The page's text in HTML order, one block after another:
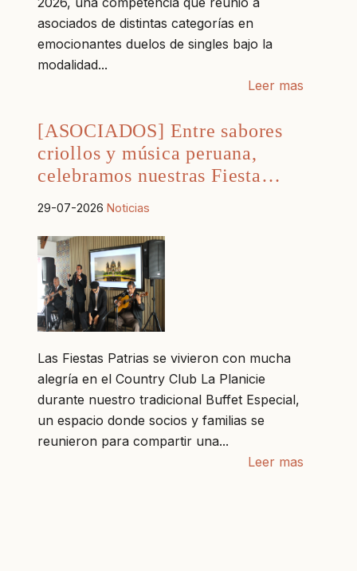
asociados de distintas categorías en
emocionantes duelos de singles bajo la
modalidad...
Leer mas
[ASOCIADOS] Entre sabores
criollos y música peruana,
celebramos nuestras Fiesta…
29-07-2026 Noticias
Las Fiestas Patrias se vivieron con mucha
alegría en el Country Club La Planicie
durante nuestro tradicional Buffet Especial,
un espacio donde socios y familias se
reunieron para compartir una...
Leer mas